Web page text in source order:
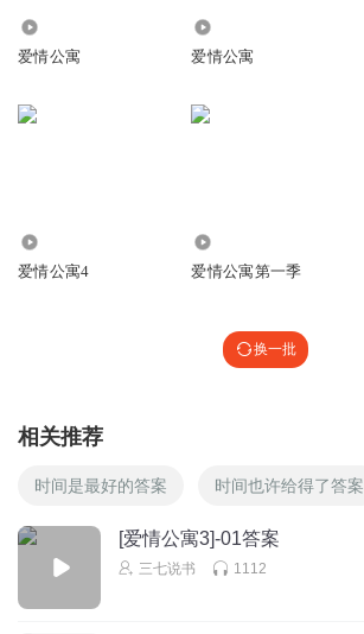
爱情公寓 爱情公寓
爱情公寓4 爱情公寓第一季
换一批
相关推荐
时间是最好的答案 时间也许给得了答案
[爱情公寓3]-01答案
三七说书 1112